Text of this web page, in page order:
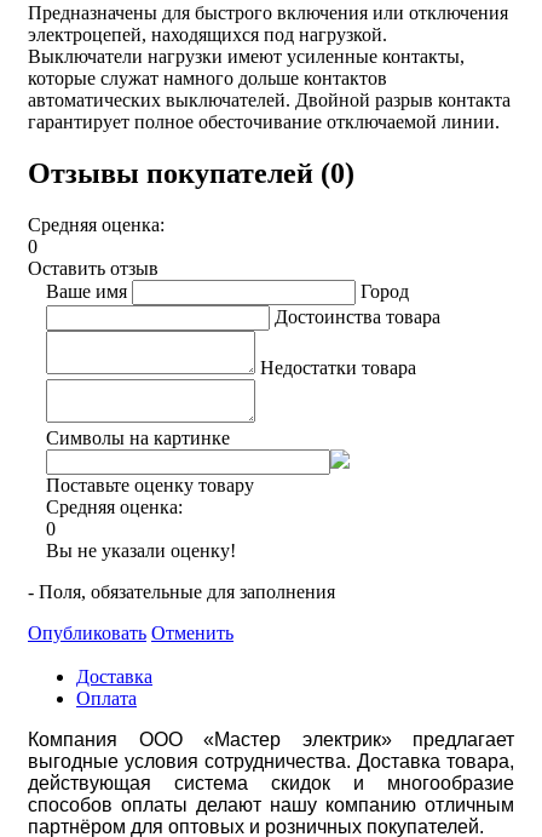
Предназначены для быстрого включения или отключения
электроцепей, находящихся под нагрузкой.
Выключатели нагрузки имеют усиленные контакты,
которые служат намного дольше контактов
автоматических выключателей. Двойной разрыв контакта
гарантирует полное обесточивание отключаемой линии.
Отзывы покупателей (0)
Средняя оценка:
0
Оставить отзыв
Ваше имя
Город
Достоинства товара
Недостатки товара
Символы на картинке
Поставьте оценку товару
Средняя оценка:
0
Вы не указали оценку!
- Поля, обязательные для заполнения
Опубликовать Отменить
Доставка
Оплата
Компания ООО «Мастер электрик» предлагает
выгодные условия сотрудничества. Доставка товара,
действующая система скидок и многообразие
способов оплаты делают нашу компанию отличным
партнёром для оптовых и розничных покупателей.